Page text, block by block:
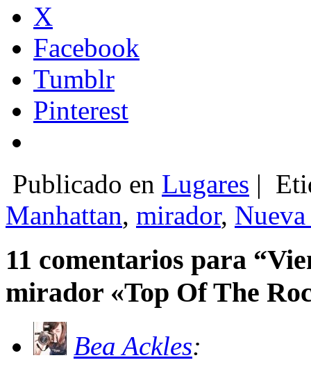
X
Facebook
Tumblr
Pinterest
Publicado en Lugares |
Manhattan, mirador,
11 comentarios para
mirador «Top Of The
Bea Ackles: